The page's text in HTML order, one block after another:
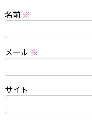
名前 ※
メール ※
サイト